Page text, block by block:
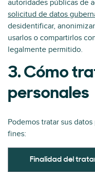
autoridades públicas de
solicitud de datos
desidentificar,
usarlos o compartirlos
legalmente permitido.
3. Cómo
personales
Podemos tratar sus
fines:
Finalidad del